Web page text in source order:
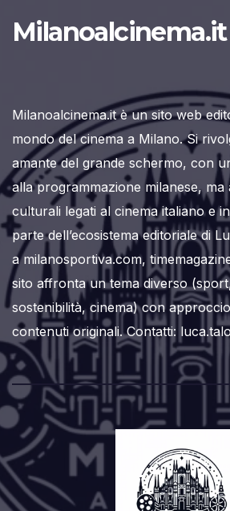
Milanoalcinema.it
Milanoalcinema.it è un sito web
mondo del cinema a Milano. Si
amante del grande schermo, con
alla programmazione milanese, ma
culturali legati al cinema italiano e
parte dell’ecosistema editoriale di
a milanosportiva.com,
sito affronta un tema diverso
sostenibilità, cinema) con
contenuti originali. Contatti: